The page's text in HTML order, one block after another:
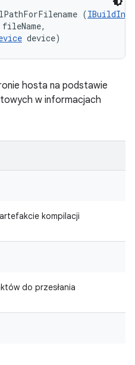
(IBuildInfo
device)
hosta na podstawie
w informacjach
kompilacji
do przesłania